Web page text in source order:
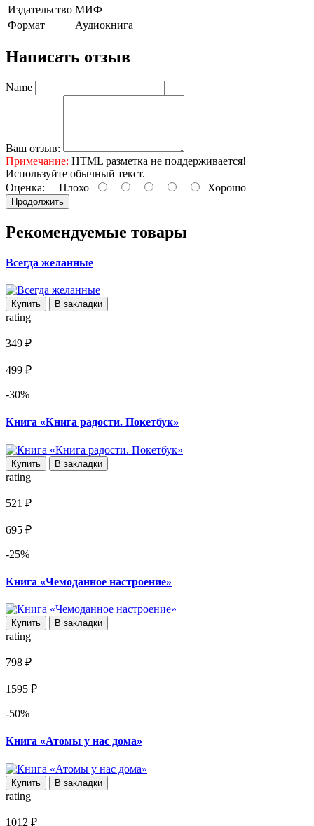
Издательство МИФ
Формат
Аудиокнига
Написать отзыв
Name
Ваш отзыв:
Примечание: HTML разметка не поддерживается!
Используйте обычный текст.
Оценка: Плохо Хорошо
Продолжить
Рекомендуемые товары
Всегда желанные
Купить В закладки
rating
349 ₽
499 ₽
-30%
Книга «Книга радости. Покетбук»
Купить В закладки
rating
521 ₽
695 ₽
-25%
Книга «Чемоданное настроение»
Купить В закладки
rating
798 ₽
1595 ₽
-50%
Книга «Атомы у нас дома»
Купить В закладки
rating
1012 ₽